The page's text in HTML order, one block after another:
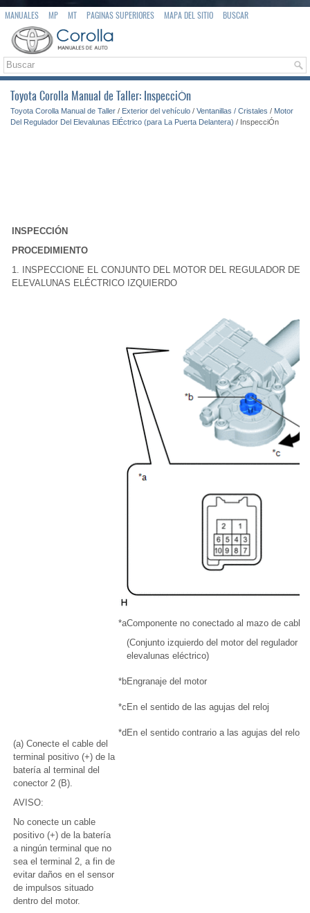
MANUALES MP MT PAGINAS SUPERIORES MAPA DEL SITIO BUSCAR
Toyota Corolla Manual de Taller: InspecciÓn
Toyota Corolla Manual de Taller / Exterior del vehículo / Ventanillas / Cristales / Motor
Del Regulador Del Elevalunas ElÉctrico (para La Puerta Delantera) / InspecciÓn
INSPECCIÓN
PROCEDIMIENTO
1. INSPECCIONE EL CONJUNTO DEL MOTOR DEL REGULADOR DEL
ELEVALUNAS ELÉCTRICO IZQUIERDO
(a) Conecte el cable del
terminal positivo (+) de la
batería al terminal del
conector 2 (B).
AVISO:
No conecte un cable
positivo (+) de la batería
a ningún terminal que no
sea el terminal 2, a fin de
evitar daños en el sensor
de impulsos situado
dentro del motor.
*aComponente no conectado al mazo de cables
(Conjunto izquierdo del motor del regulador
elevalunas eléctrico)
*bEngranaje del motor
*c En el sentido de las agujas del reloj
*d En el sentido contrario a las agujas del reloj